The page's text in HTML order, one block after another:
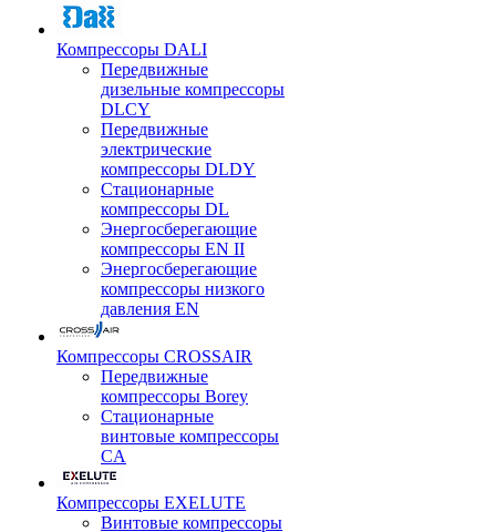
Компрессоры DALI
Передвижные
дизельные компрессоры
DLCY
Передвижные
электрические
компрессоры DLDY
Стационарные
компрессоры DL
Энергосберегающие
компрессоры EN II
Энергосберегающие
компрессоры низкого
давления EN
Компрессоры CROSSAIR
Передвижные
компрессоры Borey
Стационарные
винтовые компрессоры
CA
Компрессоры EXELUTE
Винтовые компрессоры